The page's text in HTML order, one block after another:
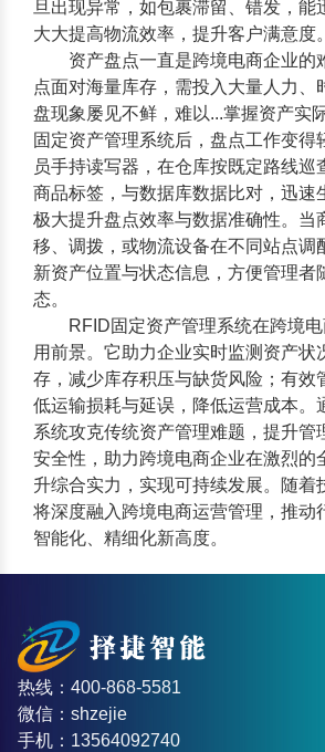
旦出现异常，如包裹滞留、错发，能
大大提高物流效率，提升客户满意度。
资产盘点一直是跨境电商企业的
点面对海量库存，需投入大量人力、
盘现象屡见不鲜，难以...掌握资产实
固定资产管理系统后，盘点工作变得
员手持读写器，在仓库按既定路线巡
商品标签，与数据库数据比对，迅速
极大提升盘点效率与数据准确性。当
移、调拨，或物流设备在不同站点调
新资产位置与状态信息，方便管理者
态。
RFID固定资产管理系统在跨境
用前景。它助力企业实时监测资产状
存，减少库存积压与缺货风险；有效
低运输损耗与延误，降低运营成本。
系统攻克传统资产管理难题，提升管
安全性，助力跨境电商企业在激烈的
升综合实力，实现可持续发展。随着
将深度融入跨境电商运营管理，推动
智能化、精细化新高度。
热线：400-868-5581
微信：shzejie
手机：13564092740